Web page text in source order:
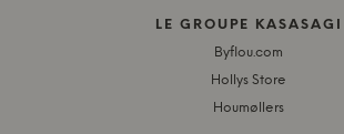
LE GROUPE KASASAGI
Byflou.com
Hollys Store
Houmøllers